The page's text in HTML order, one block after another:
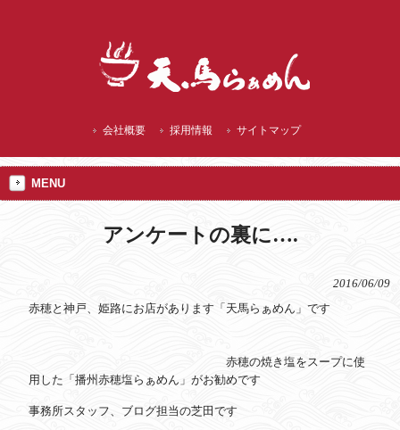
会社概要 採用情報 サイトマップ
MENU
アンケートの裏に….
2016/06/09
赤穂と神戸、姫路にお店があります「天馬らぁめん」です
赤穂の焼き塩をスープに使
用した「播州赤穂塩らぁめん」がお勧めです
事務所スタッフ、ブログ担当の芝田です